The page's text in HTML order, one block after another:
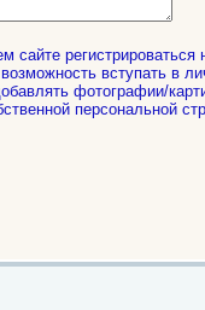
регистрироваться
вступать в
фотографии/
персональной